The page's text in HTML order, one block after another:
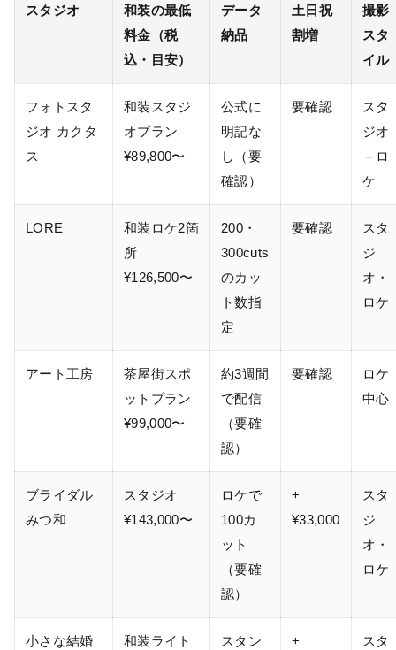
スタジオ
和装の最低
料金（税
込・目安）
データ
納品
土日祝
割増
撮影
スタ
イル
フォトスタ
ジオ カクタ
ス
和装スタジ
オプラン
¥89,800〜
公式に
明記な
し（要
確認）
要確認
スタ
ジオ
＋ロ
ケ
LORE
和装ロケ2箇
所
¥126,500〜
200・
300cuts
のカッ
ト数指
定
要確認
スタ
ジ
オ・
ロケ
アート工房
茶屋街スポ
ットプラン
¥99,000〜
約3週間
で配信
（要確
認）
要確認
ロケ
中心
ブライダル
みつ和
スタジオ
¥143,000〜
ロケで
100カ
ット
（要確
認）
+
¥33,000
スタ
ジ
オ・
ロケ
小さな結婚
和装ライト
スタン
+
スタ